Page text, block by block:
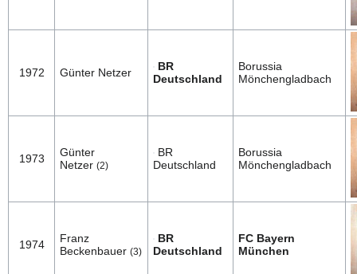
1972 Günter Netzer
BR
Deutschland
Borussia
Mönchengladbach
1973
Günter
Netzer (2)
BR
Deutschland
Borussia
Mönchengladbach
1974
Franz
Beckenbauer (3)
BR
Deutschland
FC Bayern
München